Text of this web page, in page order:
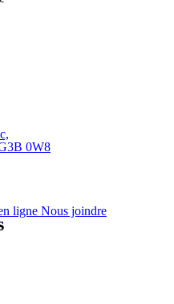
0W8
ligne Nous joindre